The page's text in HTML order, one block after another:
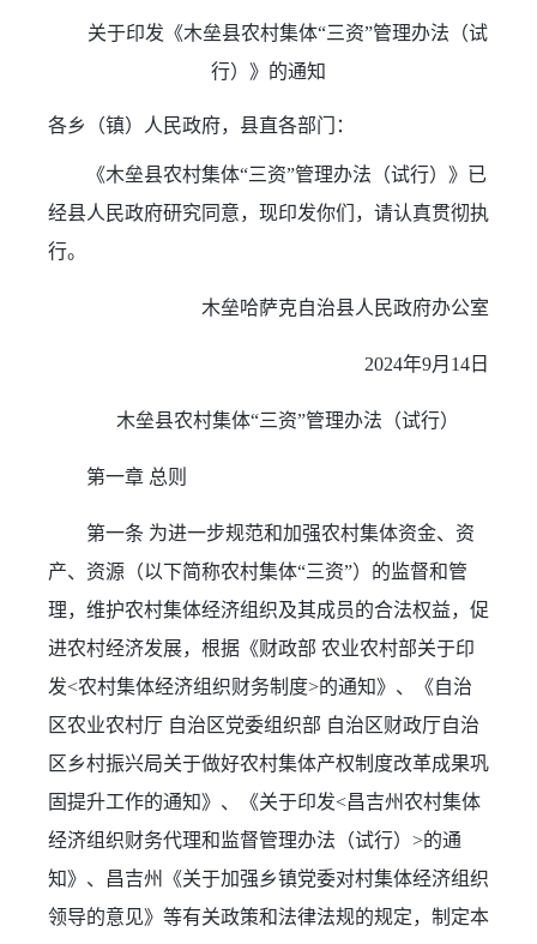
关于印发《木垒县农村集体“三资”管理办法（试
行）》的通知
各乡（镇）人民政府，县直各部门：
《木垒县农村集体“三资”管理办法（试行）》已
经县人民政府研究同意，现印发你们，请认真贯彻执
行。
木垒哈萨克自治县人民政府办公室
2024年9月14日
木垒县农村集体“三资”管理办法（试行）
第一章 总则
第一条 为进一步规范和加强农村集体资金、资
产、资源（以下简称农村集体“三资”）的监督和管
理，维护农村集体经济组织及其成员的合法权益，促
进农村经济发展，根据《财政部 农业农村部关于印
发<农村集体经济组织财务制度>的通知》、《自治
区农业农村厅 自治区党委组织部 自治区财政厅自治
区乡村振兴局关于做好农村集体产权制度改革成果巩
固提升工作的通知》、《关于印发<昌吉州农村集体
经济组织财务代理和监督管理办法（试行）>的通
知》、昌吉州《关于加强乡镇党委对村集体经济组织
领导的意见》等有关政策和法律法规的规定，制定本